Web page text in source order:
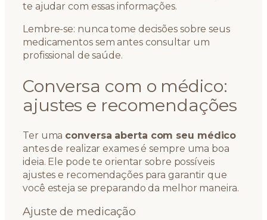
te ajudar com essas informações.
Lembre-se: nunca tome decisões sobre seus
medicamentos sem antes consultar um
profissional de saúde.
Conversa com o médico:
ajustes e recomendações
Ter uma conversa aberta com seu médico
antes de realizar exames é sempre uma boa
ideia. Ele pode te orientar sobre possíveis
ajustes e recomendações para garantir que
você esteja se preparando da melhor maneira.
Ajuste de medicação